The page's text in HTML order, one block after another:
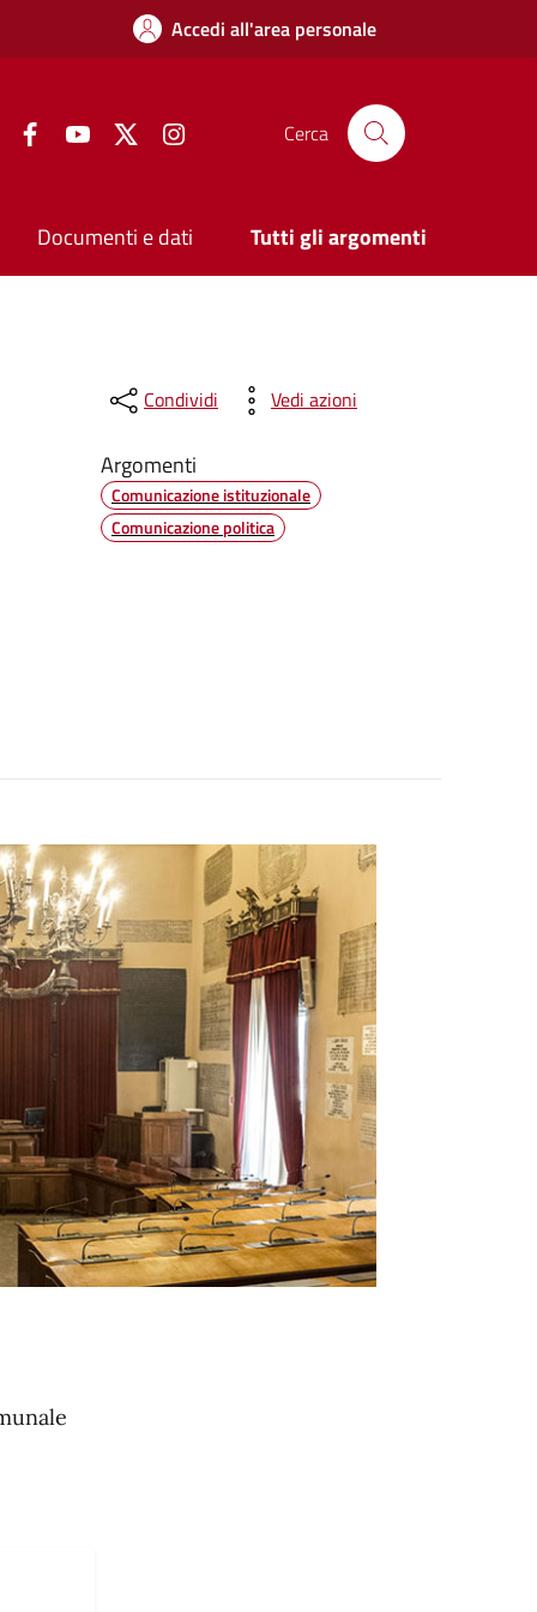
Accedi all'area personale
FacebookYouTube Twitter Cerca
Documenti e dati Tutti gli argomenti
Condividi Vedi azioni
Argomenti
Comunicazione istituzionale
Comunicazione politica